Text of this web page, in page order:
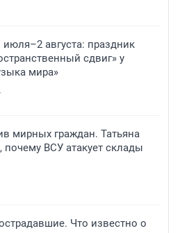
июля–2 августа: праздник
сдвиг» у
мира»
мирных граждан. Татьяна
почему ВСУ атакует склады
Что известно о